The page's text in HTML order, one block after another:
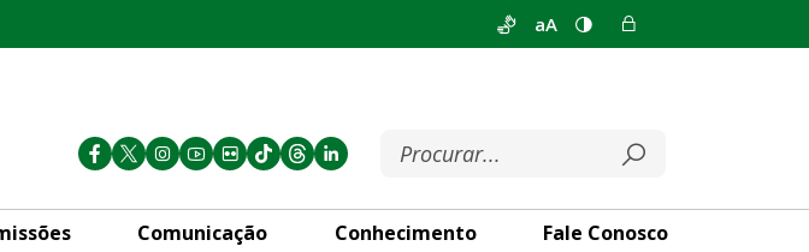
aA
Comunicação Conhecimento Fale Conosco